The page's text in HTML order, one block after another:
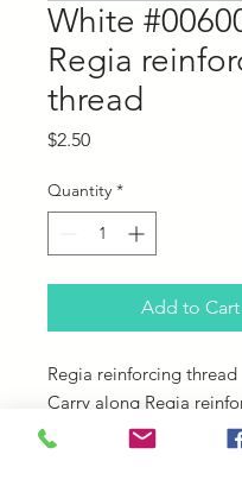
White
Regia
thread
$2.50Price
Quantity *
Add to Cart
Regia reinforcing thread
Carry along Regia
thread while working